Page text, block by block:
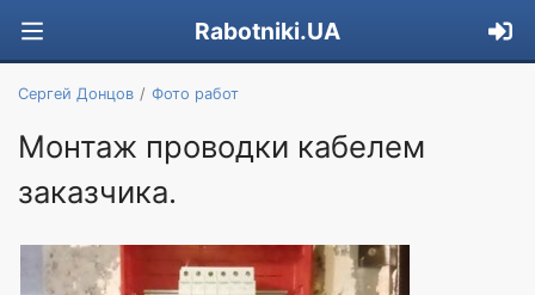
Rabotniki.UA
Сергей Донцов Фото работ
Монтаж проводки кабелем
заказчика.